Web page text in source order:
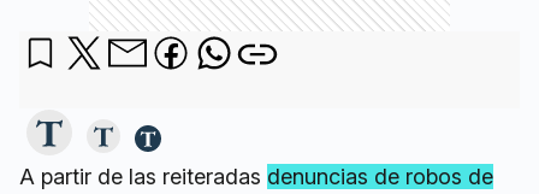
A partir de las reiteradas denuncias de robos de